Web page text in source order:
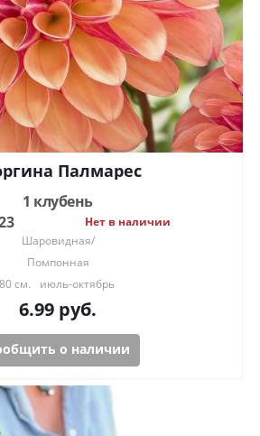
Палмарес
1 клубень
Нет в наличии
Шаровидная/
Помпонная
80 см.
июль-октябрь
6.99 руб.
о наличии